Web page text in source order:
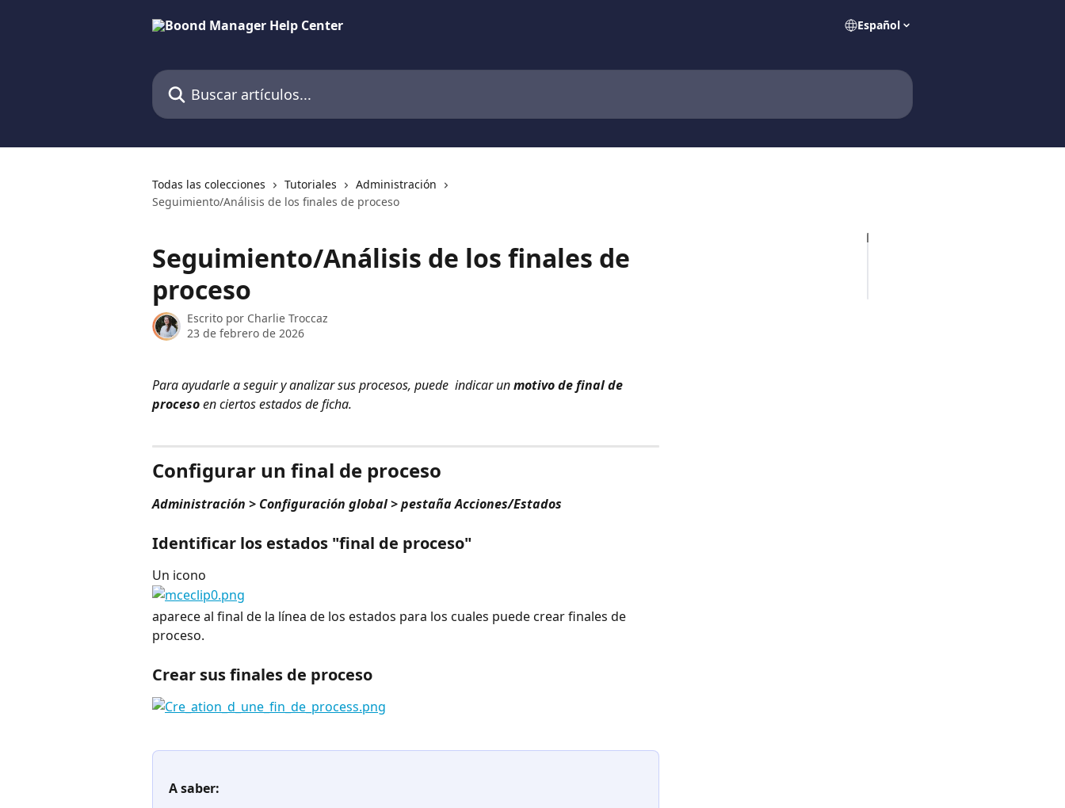
Español
Buscar artículos...
Todas las colecciones Tutoriales
Administración
Seguimiento/Análisis de los finales de proceso
Seguimiento/Análisis de los finales de
proceso
Escrito por Charlie Troccaz
23 de febrero de 2026
Para ayudarle a seguir y analizar sus procesos, puede indicar un motivo de final de
proceso en ciertos estados de ficha.
Configurar un final de proceso
Administración > Configuración global > pestaña Acciones/Estados
Identificar los estados "final de proceso"
Un icono
aparece al final de la línea de los estados para los cuales puede crear finales de
proceso.
Crear sus finales de proceso
A saber: